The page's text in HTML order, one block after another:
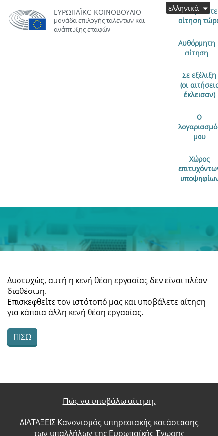
ΕΥΡΩΠΑΪΚΌ ΚΟΙΝΟΒΟΎΛΙΟ
μονάδα επιλογής ταλέντων και
ανάπτυξης επαφών
Υποβάλετε
αίτηση
Αυθόρμητη
αίτηση
Σε εξέλιξη
(οι αιτήσεις
έκλεισαν)
Ο
μου
Χώρος
ελληνικά
Δυστυχώς, αυτή η κενή θέση εργασίας δεν είναι πλέον
διαθέσιμη.
Επισκεφθείτε τον ιστότοπό μας και υποβάλετε αίτηση
για κάποια άλλη κενή θέση εργασίας.
ΠΊΣΩ
Πώς να υποβάλω αίτηση;
ΔΙΑΤΑΞΕΙΣ Κανονισμός υπηρεσιακής κατάστασης
των υπαλλήλων της Ευρωπαϊκής Ένωσης